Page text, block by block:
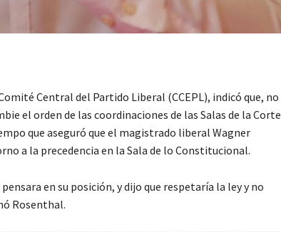
Central del Partido Liberal (CCEPL), indicó que, no
el orden de las coordinaciones de las Salas de la Corte
que aseguró que el magistrado liberal Wagner
a la precedencia en la Sala de lo Constitucional.
en su posición, y dijo que respetaría la ley y no
Rosenthal.